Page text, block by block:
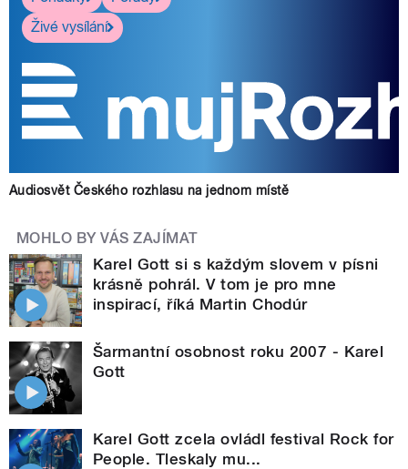
Živé vysílání
Audiosvět Českého rozhlasu na jednom místě
MOHLO BY VÁS ZAJÍMAT
Karel Gott si s každým slovem v písni
krásně pohrál. V tom je pro mne
inspirací, říká Martin Chodúr
Šarmantní osobnost roku 2007 - Karel
Gott
Karel Gott zcela ovládl festival Rock for
People. Tleskaly mu...